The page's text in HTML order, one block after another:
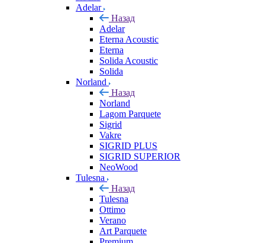
Adelar
Назад
Adelar
Eterna Acoustic
Eterna
Solida Acoustic
Solida
Norland
Назад
Norland
Lagom Parquete
Sigrid
Vakre
SIGRID PLUS
SIGRID SUPERIOR
NeoWood
Tulesna
Назад
Tulesna
Ottimo
Verano
Art Parquete